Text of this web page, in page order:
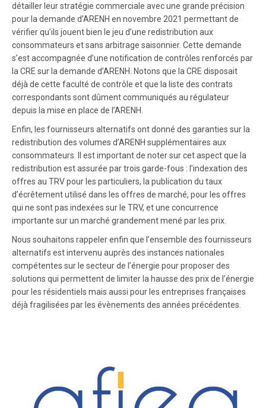
détailler leur stratégie commerciale avec une grande précision
pour la demande d’ARENH en novembre 2021 permettant de
vérifier qu’ils jouent bien le jeu d’une redistribution aux
consommateurs et sans arbitrage saisonnier. Cette demande
s’est accompagnée d’une notification de contrôles renforcés par
la CRE sur la demande d’ARENH. Notons que la CRE disposait
déjà de cette faculté de contrôle et que la liste des contrats
correspondants sont dûment communiqués au régulateur
depuis la mise en place de l’ARENH.
Enfin, les fournisseurs alternatifs ont donné des garanties sur la
redistribution des volumes d’ARENH supplémentaires aux
consommateurs. Il est important de noter sur cet aspect que la
redistribution est assurée par trois garde-fous : l’indexation des
offres au TRV pour les particuliers, la publication du taux
d’écrêtement utilisé dans les offres de marché, pour les offres
qui ne sont pas indexées sur le TRV, et une concurrence
importante sur un marché grandement mené par les prix.
Nous souhaitons rappeler enfin que l’ensemble des fournisseurs
alternatifs est intervenu auprès des instances nationales
compétentes sur le secteur de l’énergie pour proposer des
solutions qui permettent de limiter la hausse des prix de l’énergie
pour les résidentiels mais aussi pour les entreprises françaises
déjà fragilisées par les évènements des années précédentes.